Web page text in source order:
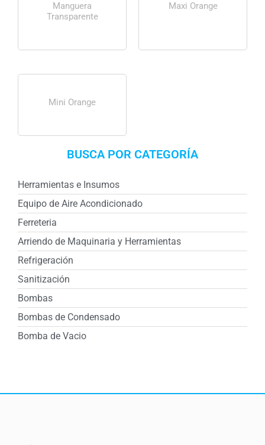
BUSCA POR CATEGORÍA
Herramientas e Insumos
Equipo de Aire Acondicionado
Ferreteria
Arriendo de Maquinaria y Herramientas
Refrigeración
Sanitización
Bombas
Bombas de Condensado
Bomba de Vacio
Manguera
Transparente
Maxi Orange
Mini Orange